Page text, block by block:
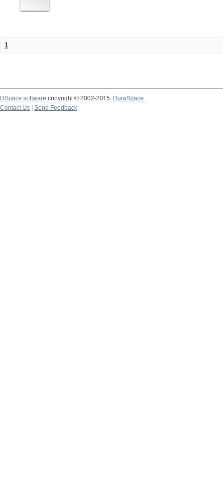
1
DSpace software copyright © 2002-2015
DuraSpace
Contact Us
Send Feedback